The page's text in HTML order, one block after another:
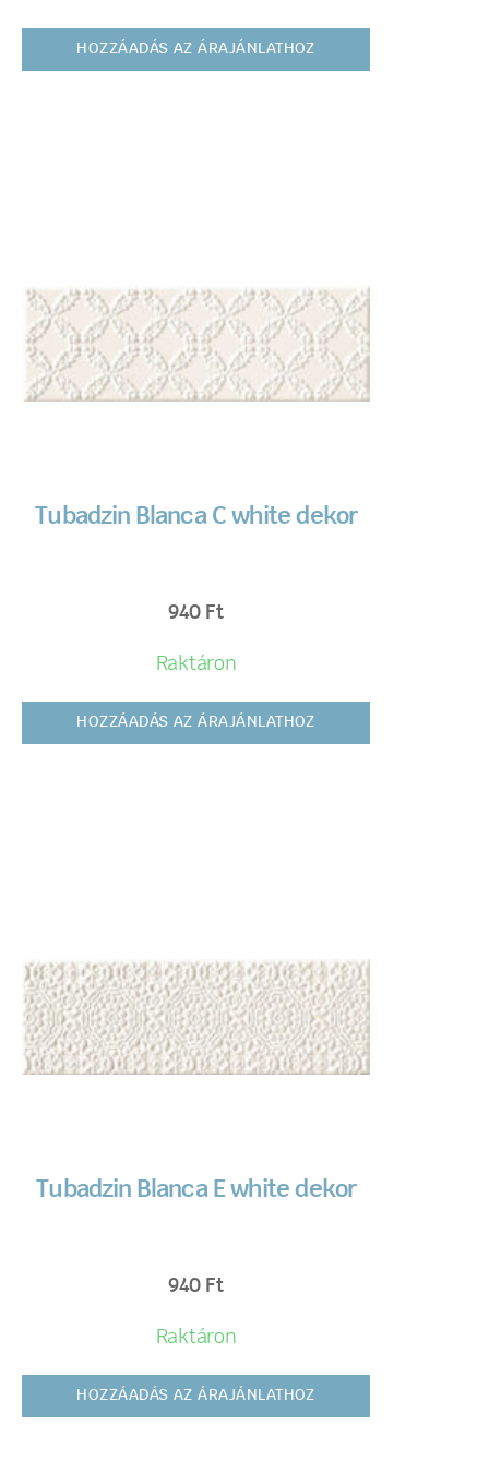
HOZZÁADÁS AZ ÁRAJÁNLATHOZ
Tubadzin Blanca C white dekor
940 Ft
Raktáron
HOZZÁADÁS AZ ÁRAJÁNLATHOZ
Tubadzin Blanca E white dekor
940 Ft
Raktáron
HOZZÁADÁS AZ ÁRAJÁNLATHOZ